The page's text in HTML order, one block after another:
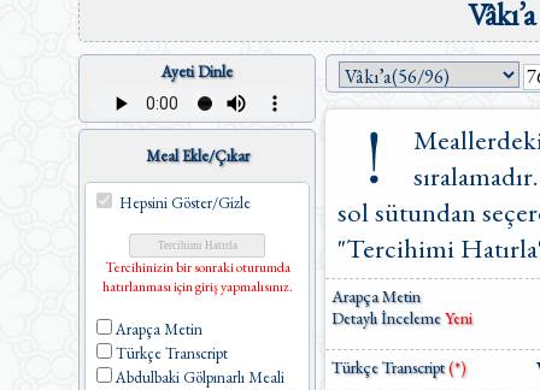
Ayeti Dinle
Meal Ekle/Çıkar
Hepsini Göster/Gizle
Tercihinizin bir sonraki oturumda
hatırlanması için giriş yapmalısınız.
Arapça Metin
Türkçe Transcript
Abdulbaki Gölpınarlı Meali
sol sütundan
"Tercihimi
Arapça Metin
Detaylı İncelemeYeni
Türkçe Transcript(*)